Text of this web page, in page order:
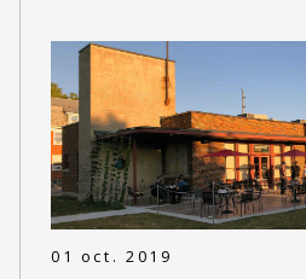
01 oct. 2019